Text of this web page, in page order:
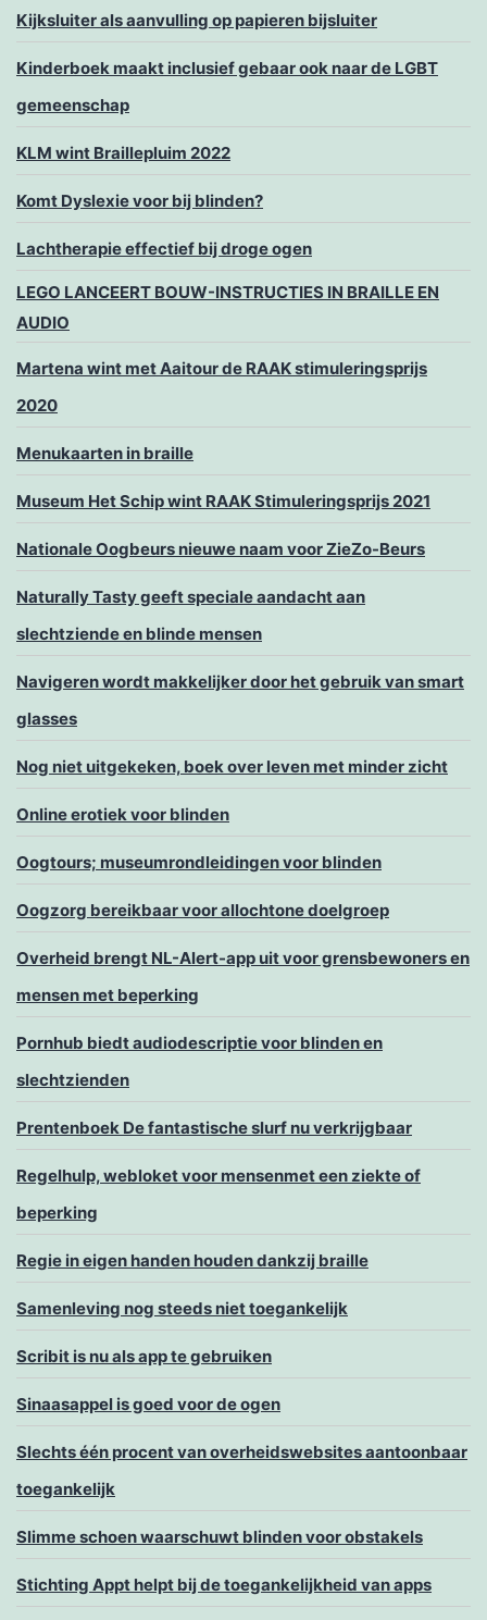
Kijksluiter als aanvulling op papieren bijsluiter
Kinderboek maakt inclusief gebaar ook naar de LGBT
gemeenschap
KLM wint Braillepluim 2022
Komt Dyslexie voor bij blinden?
Lachtherapie effectief bij droge ogen
LEGO LANCEERT BOUW-INSTRUCTIES IN BRAILLE EN
AUDIO
Martena wint met Aaitour de RAAK stimuleringsprijs
2020
Menukaarten in braille
Museum Het Schip wint RAAK Stimuleringsprijs 2021
Nationale Oogbeurs nieuwe naam voor ZieZo-Beurs
Naturally Tasty geeft speciale aandacht aan
slechtziende en blinde mensen
Navigeren wordt makkelijker door het gebruik van smart
glasses
Nog niet uitgekeken, boek over leven met minder zicht
Online erotiek voor blinden
Oogtours; museumrondleidingen voor blinden
Oogzorg bereikbaar voor allochtone doelgroep
Overheid brengt NL-Alert-app uit voor grensbewoners en
mensen met beperking
Pornhub biedt audiodescriptie voor blinden en
slechtzienden
Prentenboek De fantastische slurf nu verkrijgbaar
Regelhulp, webloket voor mensenmet een ziekte of
beperking
Regie in eigen handen houden dankzij braille
Samenleving nog steeds niet toegankelijk
Scribit is nu als app te gebruiken
Sinaasappel is goed voor de ogen
Slechts één procent van overheidswebsites aantoonbaar
toegankelijk
Slimme schoen waarschuwt blinden voor obstakels
Stichting Appt helpt bij de toegankelijkheid van apps